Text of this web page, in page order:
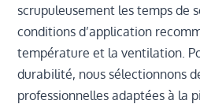
scrupuleusement les temps de
conditions d’application
température et la ventilation.
durabilité, nous sélectionnons
professionnelles adaptées à la